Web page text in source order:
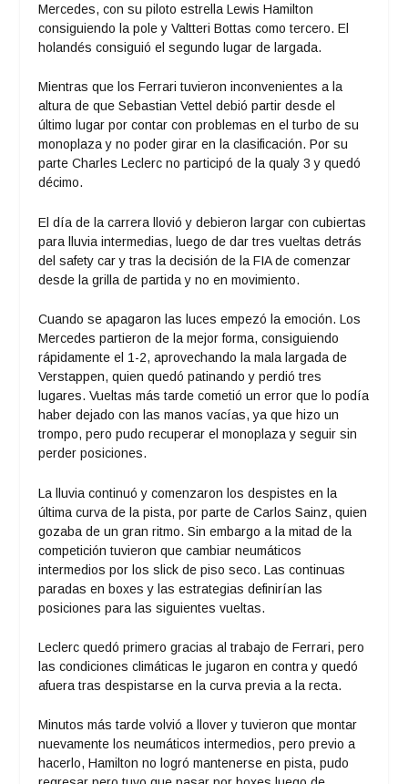
Mercedes, con su piloto estrella Lewis Hamilton
consiguiendo la pole y Valtteri Bottas como tercero. El
holandés consiguió el segundo lugar de largada.
Mientras que los Ferrari tuvieron inconvenientes a la
altura de que Sebastian Vettel debió partir desde el
último lugar por contar con problemas en el turbo de su
monoplaza y no poder girar en la clasificación. Por su
parte Charles Leclerc no participó de la qualy 3 y quedó
décimo.
El día de la carrera llovió y debieron largar con cubiertas
para lluvia intermedias, luego de dar tres vueltas detrás
del safety car y tras la decisión de la FIA de comenzar
desde la grilla de partida y no en movimiento.
Cuando se apagaron las luces empezó la emoción. Los
Mercedes partieron de la mejor forma, consiguiendo
rápidamente el 1-2, aprovechando la mala largada de
Verstappen, quien quedó patinando y perdió tres
lugares. Vueltas más tarde cometió un error que lo podía
haber dejado con las manos vacías, ya que hizo un
trompo, pero pudo recuperar el monoplaza y seguir sin
perder posiciones.
La lluvia continuó y comenzaron los despistes en la
última curva de la pista, por parte de Carlos Sainz, quien
gozaba de un gran ritmo. Sin embargo a la mitad de la
competición tuvieron que cambiar neumáticos
intermedios por los slick de piso seco. Las continuas
paradas en boxes y las estrategias definirían las
posiciones para las siguientes vueltas.
Leclerc quedó primero gracias al trabajo de Ferrari, pero
las condiciones climáticas le jugaron en contra y quedó
afuera tras despistarse en la curva previa a la recta.
Minutos más tarde volvió a llover y tuvieron que montar
nuevamente los neumáticos intermedios, pero previo a
hacerlo, Hamilton no logró mantenerse en pista, pudo